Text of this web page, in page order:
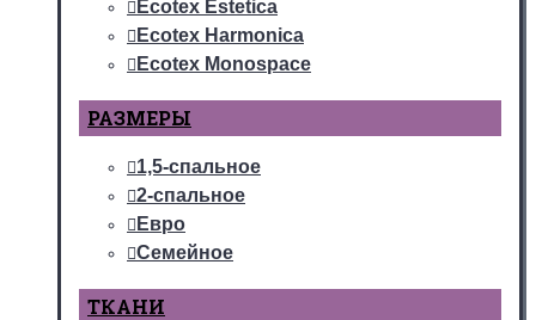
Ecotex Estetica
Ecotex Harmonica
Ecotex Monospace
РАЗМЕРЫ
1,5-спальное
2-спальное
Евро
Семейное
ТКАНИ